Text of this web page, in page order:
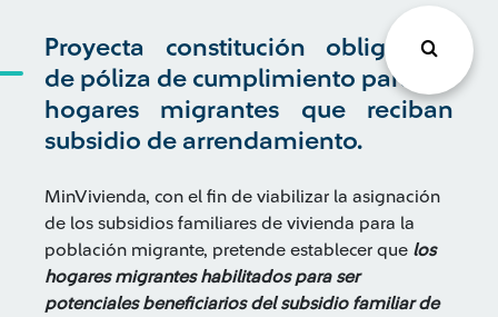
Proyecta constitución obligatoria
de póliza de cumplimiento para los
hogares migrantes que reciban
subsidio de arrendamiento.
MinVivienda, con el fin de viabilizar la asignación
de los subsidios familiares de vivienda para la
población migrante, pretende establecer que los
hogares migrantes habilitados para ser
potenciales beneficiarios del subsidio familiar de